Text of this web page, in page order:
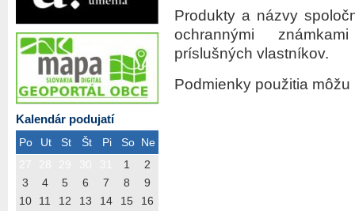
Kalendár podujatí
Po Ut St Št Pi So Ne
1
2
3
4 5 6 7 8
9
10
11 12 13 14 15
16
Produkty a názvy
ochrannými
príslušných vlastníkov.
Podmienky použitia